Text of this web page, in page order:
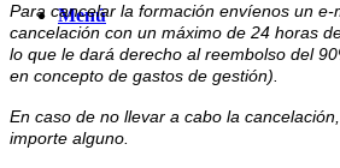
Menú
Para cancelar la formación envíenos un e-
cancelación con un máximo de 24 horas
lo que le dará derecho al reembolso del
en concepto de gastos de gestión).
En caso de no llevar a cabo la
importe alguno.